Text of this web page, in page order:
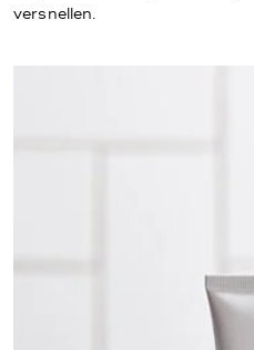
versnellen.